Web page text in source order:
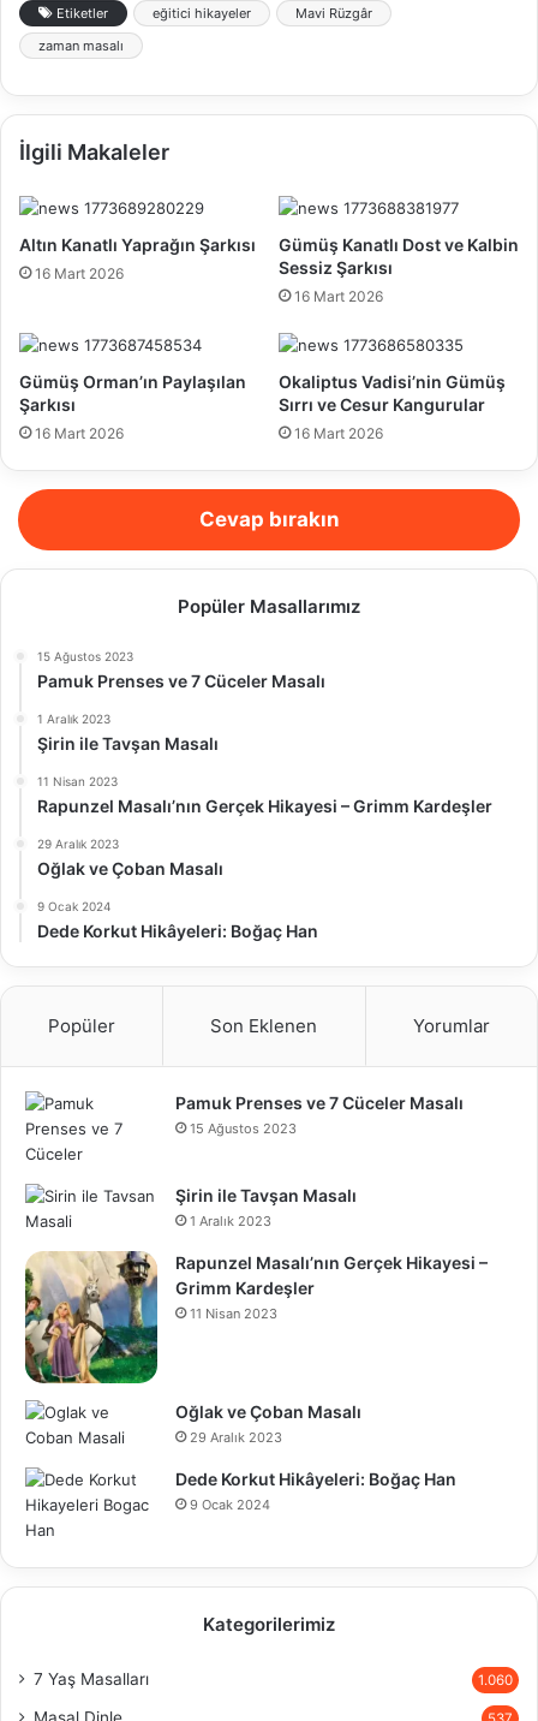
Etiketler eğitici hikayeler
Mavi Rüzgâr
zaman masalı
İlgili Makaleler
Altın Kanatlı Yaprağın Şarkısı
16 Mart 2026
Gümüş Kanatlı Dost ve Kalbin
Sessiz Şarkısı
16 Mart 2026
Gümüş Orman’ın Paylaşılan
Şarkısı
16 Mart 2026
Okaliptus Vadisi’nin Gümüş
Sırrı ve Cesur Kangurular
16 Mart 2026
Cevap bırakın
Popüler Masallarımız
15 Ağustos 2023
Pamuk Prenses ve 7 Cüceler Masalı
1 Aralık 2023
Şirin ile Tavşan Masalı
11 Nisan 2023
Rapunzel Masalı’nın Gerçek Hikayesi – Grimm Kardeşler
29 Aralık 2023
Oğlak ve Çoban Masalı
9 Ocak 2024
Dede Korkut Hikâyeleri: Boğaç Han
Popüler Son Eklenen Yorumlar
Pamuk Prenses ve 7 Cüceler Masalı
15 Ağustos 2023
Şirin ile Tavşan Masalı
1 Aralık 2023
Rapunzel Masalı’nın Gerçek Hikayesi –
Grimm Kardeşler
11 Nisan 2023
Oğlak ve Çoban Masalı
29 Aralık 2023
Dede Korkut Hikâyeleri: Boğaç Han
9 Ocak 2024
Kategorilerimiz
7 Yaş Masalları 1.060